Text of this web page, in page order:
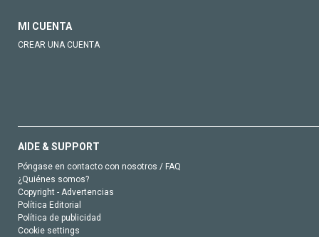
MI CUENTA
CREAR UNA CUENTA
AIDE & SUPPORT
Póngase en contacto con nosotros / FAQ
¿Quiénes somos?
Copyright - Advertencias
Política Editorial
Política de publicidad
Cookie settings